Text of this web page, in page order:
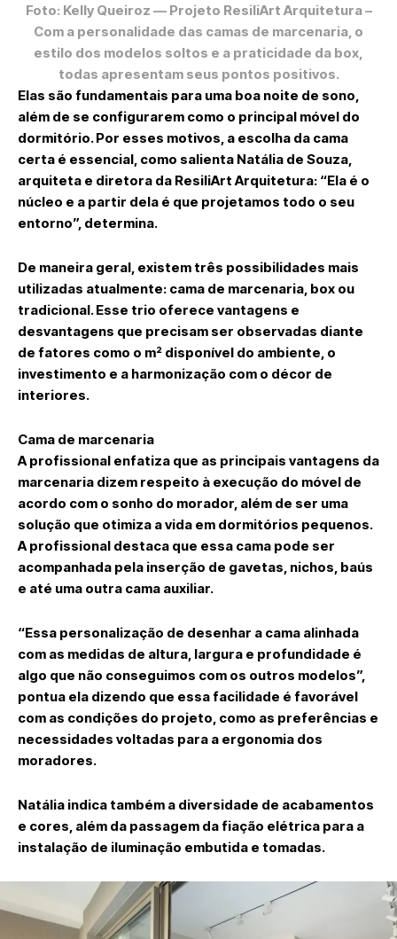
Foto: Kelly Queiroz — Projeto ResiliArt Arquitetura –
Com a personalidade das camas de marcenaria, o
estilo dos modelos soltos e a praticidade da box,
todas apresentam seus pontos positivos.
Elas são fundamentais para uma boa noite de sono,
além de se configurarem como o principal móvel do
dormitório. Por esses motivos, a escolha da cama
certa é essencial, como salienta Natália de Souza,
arquiteta e diretora da ResiliArt Arquitetura: “Ela é o
núcleo e a partir dela é que projetamos todo o seu
entorno”, determina.
De maneira geral, existem três possibilidades mais
utilizadas atualmente: cama de marcenaria, box ou
tradicional. Esse trio oferece vantagens e
desvantagens que precisam ser observadas diante
de fatores como o m² disponível do ambiente, o
investimento e a harmonização com o décor de
interiores.
Cama de marcenaria
A profissional enfatiza que as principais vantagens da
marcenaria dizem respeito à execução do móvel de
acordo com o sonho do morador, além de ser uma
solução que otimiza a vida em dormitórios pequenos.
A profissional destaca que essa cama pode ser
acompanhada pela inserção de gavetas, nichos, baús
e até uma outra cama auxiliar.
“Essa personalização de desenhar a cama alinhada
com as medidas de altura, largura e profundidade é
algo que não conseguimos com os outros modelos”,
pontua ela dizendo que essa facilidade é favorável
com as condições do projeto, como as preferências e
necessidades voltadas para a ergonomia dos
moradores.
Natália indica também a diversidade de acabamentos
e cores, além da passagem da fiação elétrica para a
instalação de iluminação embutida e tomadas.